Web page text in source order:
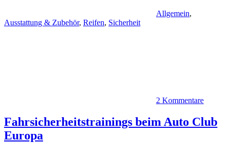
Allgemein,
Ausstattung & Zubehör, Reifen, Sicherheit
2 Kommentare
Fahrsicherheitstrainings beim Auto Club
Europa